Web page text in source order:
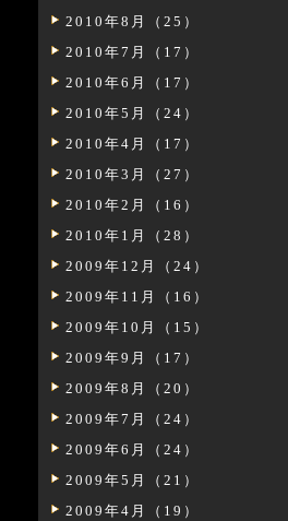
2010年8月（25）
2010年7月（17）
2010年6月（17）
2010年5月（24）
2010年4月（17）
2010年3月（27）
2010年2月（16）
2010年1月（28）
2009年12月（24）
2009年11月（16）
2009年10月（15）
2009年9月（17）
2009年8月（20）
2009年7月（24）
2009年6月（24）
2009年5月（21）
2009年4月（19）